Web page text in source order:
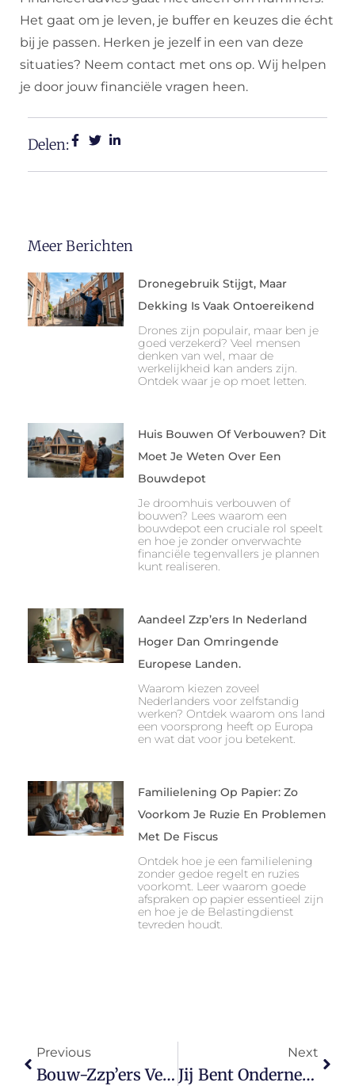
Het gaat om je leven, je buffer en keuzes die écht
bij je passen. Herken je jezelf in een van deze
situaties? Neem contact met ons op. Wij helpen
je door jouw financiële vragen heen.
Delen:
Meer Berichten
Dronegebruik Stijgt, Maar
Dekking Is Vaak Ontoereikend
Drones zijn populair, maar ben je
goed verzekerd? Veel mensen
denken van wel, maar de
werkelijkheid kan anders zijn.
Ontdek waar je op moet letten.
Huis Bouwen Of Verbouwen? Dit
Moet Je Weten Over Een
Bouwdepot
Je droomhuis verbouwen of
bouwen? Lees waarom een
bouwdepot een cruciale rol speelt
en hoe je zonder onverwachte
financiële tegenvallers je plannen
kunt realiseren.
Aandeel Zzp’ers In Nederland
Hoger Dan Omringende
Europese Landen.
Waarom kiezen zoveel
Nederlanders voor zelfstandig
werken? Ontdek waarom ons land
een voorsprong heeft op Europa
en wat dat voor jou betekent.
Familielening Op Papier: Zo
Voorkom Je Ruzie En Problemen
Met De Fiscus
Ontdek hoe je een familielening
zonder gedoe regelt en ruzies
voorkomt. Leer waarom goede
afspraken op papier essentieel zijn
en hoe je de Belastingdienst
tevreden houdt.
Previous
Bouw-Zzp’ers Verdienen Fors Meer, Maar Letten Op Stijgende Kosten
Next
Jij Bent Ondernemer? Kies De Juiste Verzekeringen.